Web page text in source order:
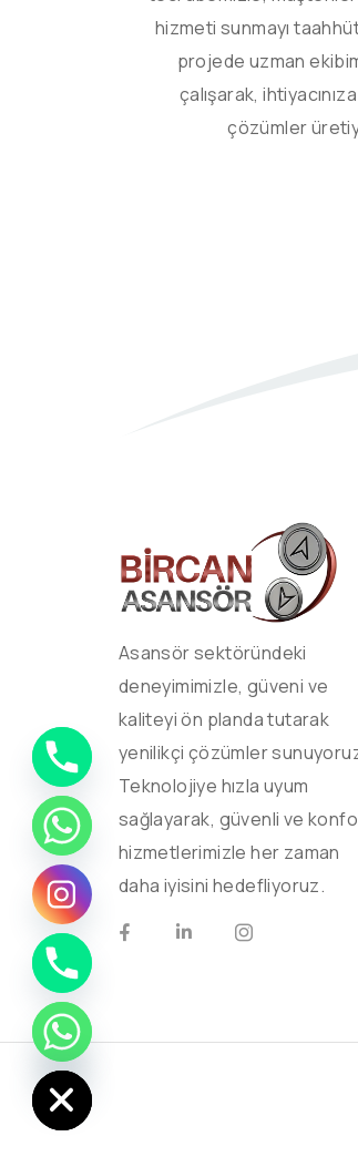
hizmeti sunmayı
projede uzman
çalışarak,
çözümler
Asansör sektöründeki
deneyimimizle, güveni ve
kaliteyi ön planda tutarak
yenilikçi çözümler
Teknolojiye hızla uyum
sağlayarak, güvenli ve
hizmetlerimizle her zaman
daha iyisini hedefliyoruz.
chaty